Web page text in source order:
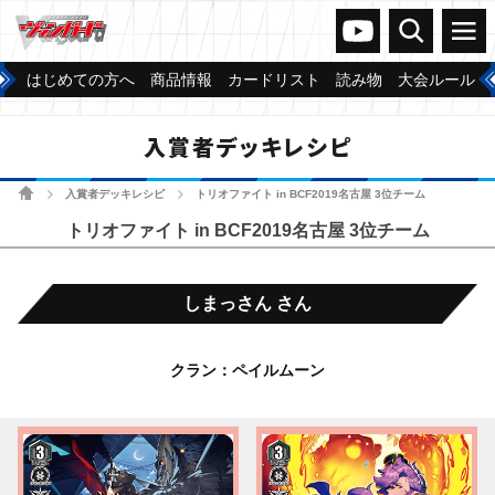
ヴァンガードch
検索 メニュー
はじめての方へ 商品情報 カードリスト 読み物 大会ルール
入賞者デッキレシピ
ホーム 入賞者デッキレシピ トリオファイト in BCF2019名古屋 3位チーム
トリオファイト in BCF2019名古屋 3位チーム
しまっさん さん
クラン：ペイルムーン